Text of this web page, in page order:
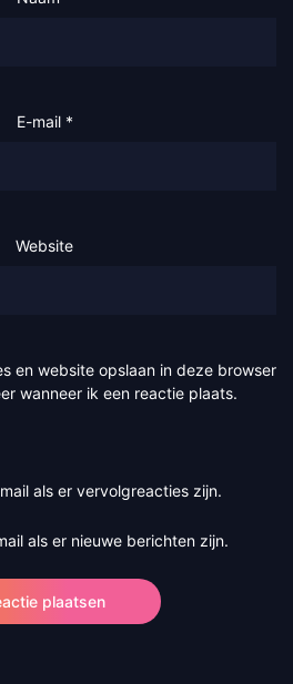
E-mail *
Website
en website opslaan in deze browser
wanneer ik een reactie plaats.
als er vervolgreacties zijn.
als er nieuwe berichten zijn.